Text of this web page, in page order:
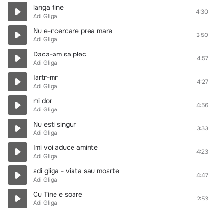
langa tine
Adi Gliga
4:30
Nu e-ncercare prea mare
Adi Gliga
3:50
Daca-am sa plec
Adi Gliga
4:57
Iartг-mг
Adi Gliga
4:27
mi dor
Adi Gliga
4:56
Nu esti singur
Adi Gliga
3:33
Imi voi aduce aminte
Adi Gliga
4:23
adi gliga - viata sau moarte
Adi Gliga
4:47
Cu Tine e soare
Adi Gliga
2:53